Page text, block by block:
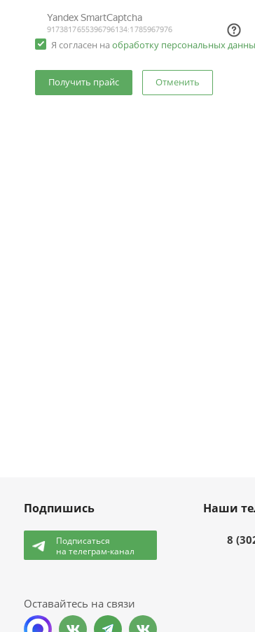
Я согласен на обработку персональных
Отменить
Подпишись
Подписаться
на телеграм-канал
Оставайтесь на связи
Наши
8